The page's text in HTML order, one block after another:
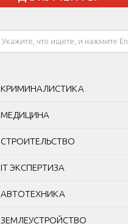
КРИМИНАЛИСТИКА
МЕДИЦИНА
СТРОИТЕЛЬСТВО
IT ЭКСПЕРТИЗА
АВТОТЕХНИКА
ЗЕМЛЕУСТРОЙСТВО